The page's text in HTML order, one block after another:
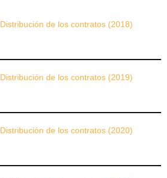
Distribución de los contratos (2018)
Distribución de los contratos (2019)
Distribución de los contratos (2020)